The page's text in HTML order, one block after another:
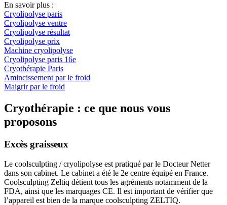
En savoir plus :
Cryolipolyse paris
Cryolipolyse ventre
Cryolipolyse résultat
Cryolipolyse prix
Machine cryolipolyse
Cryolipolyse paris 16e
Cryothérapie Paris
Amincissement par le froid
Maigrir par le froid
Cryothérapie : ce que nous vous
proposons
Excès graisseux
Le coolsculpting / cryolipolyse est pratiqué par le Docteur Netter
dans son cabinet. Le cabinet a été le 2e centre équipé en France.
Coolsculpting Zeltiq détient tous les agréments notamment de la
FDA, ainsi que les marquages CE. Il est important de vérifier que
l’appareil est bien de la marque coolsculpting ZELTIQ.